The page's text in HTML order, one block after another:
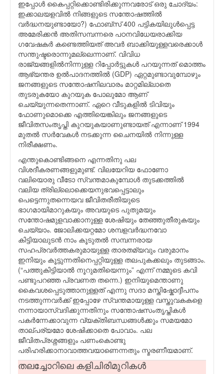
ഇപ്പോള്‍ കൈപ്പറ്റിക്കൊണ്ടിരിക്കുന്നവരോട് ഒരു ചോദ്യം:
ഇക്കാലയളവില്‍ നിങ്ങളുടെ സന്തോഷത്തില്‍
വര്‍ദ്ധനയുണ്ടായോ?) ഫോബ്സ് 400 പട്ടികയിലുള്‍പ്പെട്ട
അമേരിക്കന്‍ അതിസമ്പന്നരെ പഠനവിധേയരാക്കിയ
ഗവേഷകര്‍ കണ്ടെത്തിയത് അവര്‍ ബാക്കിയുള്ളവരെക്കാള്‍
സന്തുഷ്ടരൊന്നുമല്ലെന്നാണ്. വിവിധ
രാജ്യങ്ങളില്‍നിന്നുള്ള റിപ്പോര്‍ട്ടുകള്‍ പറയുന്നത് മൊത്തം
ആഭ്യന്തര ഉല്‍പാദനത്തില്‍ (GDP) ഏറ്റമുണ്ടാവുമ്പോഴും
ജനങ്ങളുടെ സന്തോഷനിലവാരം മാറ്റമില്ലാതെ
തുടരുകയോ കുറയുക പോലുമോ ആണ്
ചെയ്യുന്നതെന്നാണ്. ഏറെ വീടുകളില്‍ ടിവിയും
ഫോണുമൊക്കെ എത്തിയെങ്കിലും ജനങ്ങളുടെ
ജീവിതസംതൃപ്തി കുറയുകയാണുണ്ടായത് എന്നാണ് 1994
മുതല്‍ സര്‍വേകള്‍ നടക്കുന്ന ചൈനയില്‍ നിന്നുള്ള
നിരീക്ഷണം.
എന്തുകൊണ്ടിങ്ങനെ എന്നതിനു പല
വിശദീകരണങ്ങളുമുണ്ട്. വിലയേറിയ ഫോണോ
വലിയൊരു വീടോ സ്വന്തമാകുമ്പോള്‍ തുടക്കത്തില്‍
വലിയ ത്രില്ലൊക്കെയനുഭവപ്പെട്ടാലും
പെട്ടെന്നുതന്നെയവ ജീവിതരീതിയുടെ
ഭാഗമായിമാറുകയും അവയുടെ പുതുമയും
സന്തോഷമുളവാക്കാനുള്ള ശേഷിയും തേഞ്ഞുതീരുകയും
ചെയ്യാം. ജോലിക്കയറ്റമോ ശമ്പളവര്‍ദ്ധനവോ
കിട്ടിയാലുടന്‍ നാം കൂടുതല്‍ സമ്പന്നരായ
സഹപ്രവര്‍ത്തകരുമായുള്ള താരതമ്യവും വരുമാനം
ഇനിയും കൂട്ടുന്നതിനെപ്പറ്റിയുള്ള തലപുകക്കലും തുടങ്ങാം.
(“പത്തുകിട്ടിയാല്‍ നൂറുമതിയെന്നും” എന്ന് നമ്മുടെ കവി
പണ്ടുപറഞ്ഞ പ്രവണത തന്നെ.) ഇനിയുമെന്താണു
കൈവശപ്പെടുത്താനുള്ളത് എന്നു സദാ മസ്തിഷ്കോദ്ദീപനം
നടത്തുന്നവര്‍ക്ക് ഇപ്പോഴേ സ്വന്തമായുള്ള വസ്തുവകകളെ
നന്നായാസ്വദിക്കുന്നതിനും സന്തോഷസംതൃപ്തികള്‍
പകര്‍ന്നേക്കാവുന്ന വ്യക്തിബന്ധങ്ങള്‍ക്കും സമയമോ
താല്പര്യമോ ശേഷിക്കാതെ പോവാം. പല
ജീവിതപ്രശ്നങ്ങളും പണംകൊണ്ടു
പരിഹരിക്കാനാവാത്തവയാണെന്നതും സ്മരണീയമാണ്.
തലച്ചോറിലെ കളിചിരിമുറികള്‍